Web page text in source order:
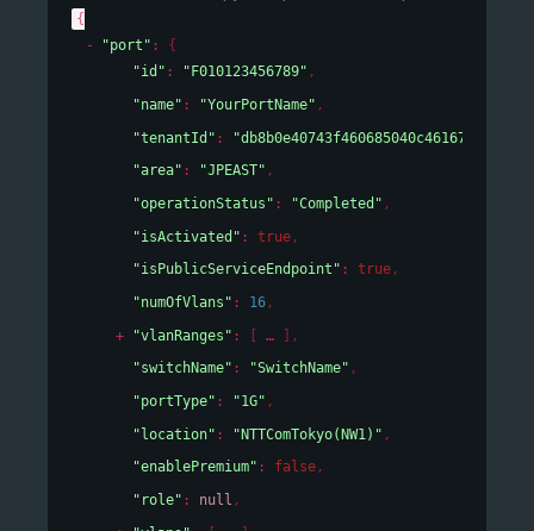
{
"port" : {
"id" : "F010123456789" ,
"name" : "YourPortName" ,
"tenantId" : "db8b0e40743f460685040c46167cf19e"
"area" : "JPEAST" ,
"operationStatus" : "Completed" ,
"isActivated" : true,
"isPublicServiceEndpoint" : true,
"numOfVlans" : 16,
"vlanRanges" : [ ] ,
"switchName" : "SwitchName" ,
"portType" : "1G" ,
"location" : "NTTComTokyo(NW1)" ,
"enablePremium" : false,
"role" : null ,